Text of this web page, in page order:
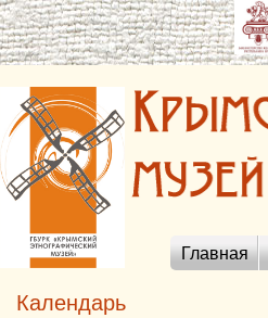
Главная
Календарь